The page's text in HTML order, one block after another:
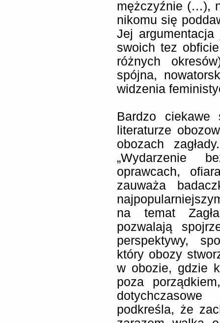
mężczyźnie (…),
nikomu się
Jej
swoich tez
różnych
spójna,
widzenia
Bardzo ciekawe
literaturze
obozach
„Wydarzenie
oprawcach,
zauważa
na temat
pozwalają
perspektywy,
który obozy
w obozie, gdzie
poza
podkreśla, że